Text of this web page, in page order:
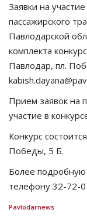
Заявки на
пассажирского
Павлодарской
комплекта
Павлодар, пл.
Прием заявок на
участие в
Конкурс
Победы, 5 Б.
Более
телефону 32-72-
Pavlodarnews